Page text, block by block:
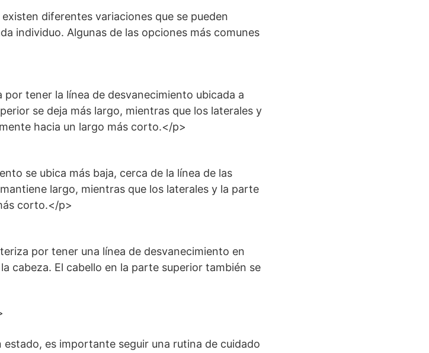
diferentes variaciones que se pueden
individuo. Algunas de las opciones más comunes
tener la línea de desvanecimiento ubicada a
se deja más largo, mientras que los laterales y
hacia un largo más corto.</p>
se ubica más baja, cerca de la línea de las
largo, mientras que los laterales y la parte
corto.</p>
por tener una línea de desvanecimiento en
cabeza. El cabello en la parte superior también se
es importante seguir una rutina de cuidado